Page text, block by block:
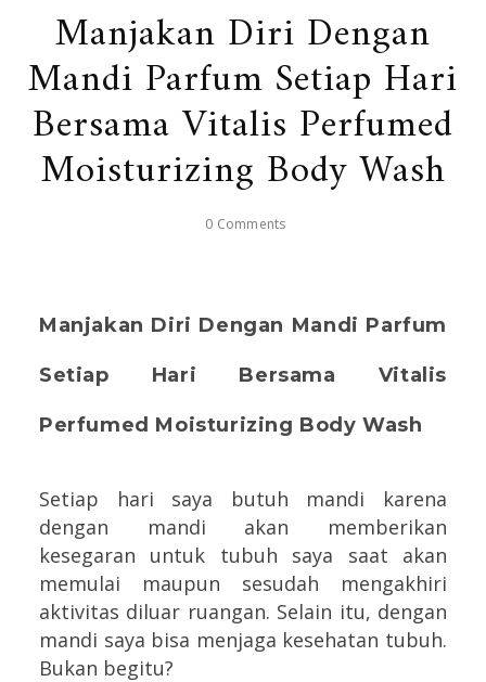
Manjakan Diri Dengan
Mandi Parfum Setiap Hari
Bersama Vitalis Perfumed
Moisturizing Body Wash
0 Comments
Manjakan Diri Dengan Mandi Parfum
Setiap Hari Bersama Vitalis
Perfumed Moisturizing Body Wash
Setiap hari saya butuh mandi karena
dengan mandi akan memberikan
kesegaran untuk tubuh saya saat akan
memulai maupun sesudah mengakhiri
aktivitas diluar ruangan. Selain itu, dengan
mandi saya bisa menjaga kesehatan tubuh.
Bukan begitu?